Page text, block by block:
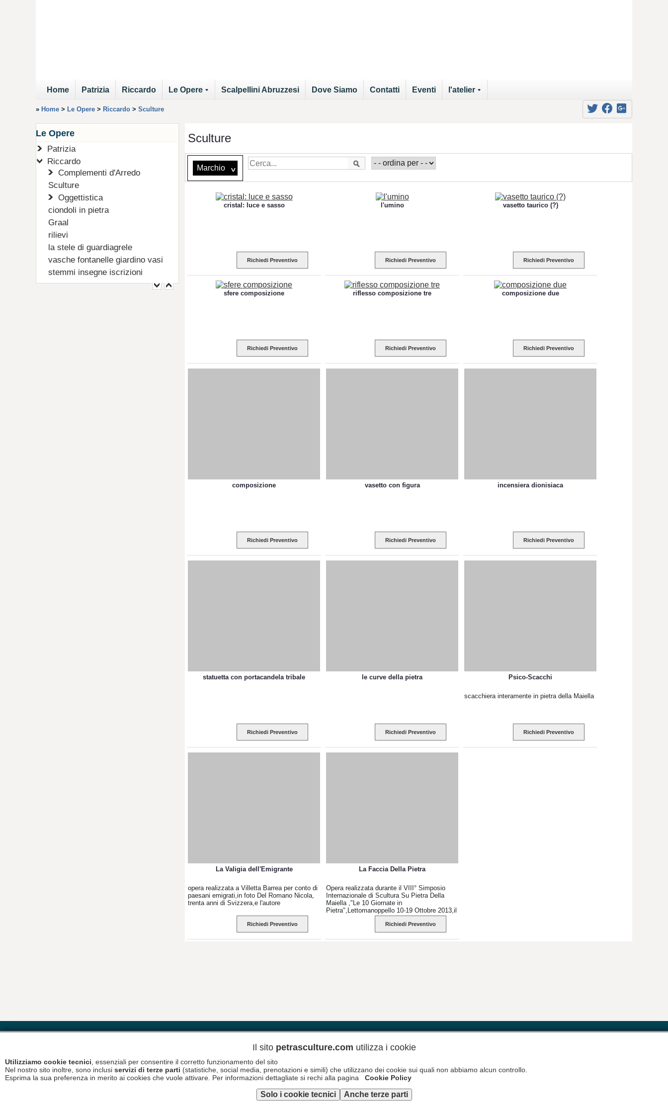
Home Patrizia Riccardo Le Opere Scalpellini Abruzzesi Dove Siamo Contatti Eventi l'atelier
» Home > Le Opere > Riccardo > Sculture
Le Opere
Patrizia
Riccardo
Complementi d'Arredo
Sculture
Oggettistica
ciondoli in pietra
Graal
rilievi
la stele di guardiagrele
vasche fontanelle giardino vasi
stemmi insegne iscrizioni
Sculture
Marchio ^
cristal: luce e sasso
Richiedi Preventivo
l'umino
Richiedi Preventivo
vasetto taurico (?)
Richiedi Preventivo
sfere composizione
Richiedi Preventivo
riflesso composizione tre
Richiedi Preventivo
composizione due
Richiedi Preventivo
composizione
Richiedi Preventivo
vasetto con figura
Richiedi Preventivo
incensiera dionisiaca
Richiedi Preventivo
statuetta con portacandela tribale
Richiedi Preventivo
le curve della pietra
Richiedi Preventivo
Psico-Scacchi
scacchiera interamente in pietra della Maiella
Richiedi Preventivo
La Valigia dell'Emigrante
opera realizzata a Villetta Barrea per conto di
paesani emigrati,in foto Del Romano Nicola,
trenta anni di Svizzera,e l'autore
Richiedi Preventivo
La Faccia Della Pietra
Opera realizzata durante il VIII° Simposio
Internazionale di Scultura Su Pietra Della
Maiella ,"Le 10 Giornate in
Pietra",Lettomanoppello 10-19 Ottobre 2013,il
nome all'opera è stato dato dai bambini del
Richiedi Preventivo
Copyright © 2026
Il sito petrasculture.com utilizza i cookie
Utilizziamo cookie tecnici , essenziali per consentire il corretto funzionamento del sito
Nel nostro sito inoltre, sono inclusi servizi di terze parti (statistiche, social media, prenotazioni e simili) che utilizzano dei cookie sui quali non abbiamo alcun controllo.
Esprima la sua preferenza in merito ai cookies che vuole attivare. Per informazioni dettagliate si rechi alla pagina
Cookie Policy
Solo i cookie tecnici Anche terze parti